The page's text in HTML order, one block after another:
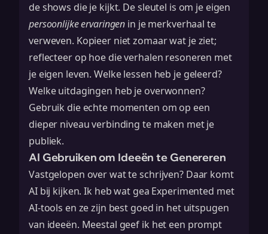
de shows die je kijkt. De sleutel is om je eigen
persoonlijke ervaringen in je merkverhaal te
verweven. Kopieer niet zomaar wat je ziet;
reflecteer op hoe die verhalen resoneren met
je eigen leven. Welke lessen heb je geleerd?
Welke uitdagingen heb je overwonnen?
Gebruik die echte momenten om op een
dieper niveau verbinding te maken met je
publiek.
AI Gebruiken om Ideeën te Genereren
Vastgelopen over wat te schrijven? Daar komt
AI bij kijken. Ik heb wat gea Experimented met
AI-tools en ze zijn best goed in het uitspugen
van ideeën. Meestal geef ik het een prompt